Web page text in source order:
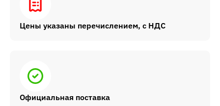
Цены указаны перечислением, с НДС
Официальная поставка